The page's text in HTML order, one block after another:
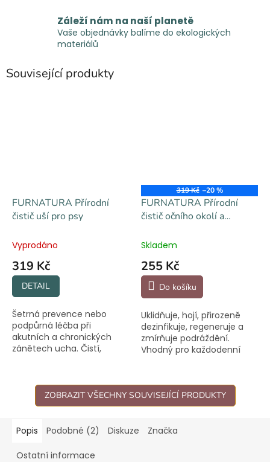
Záleží nám na naší planetě
Vaše objednávky balíme do ekologických
materiálů
Související produkty
FURNATURA Přírodní
čistič uší pro psy
Vyprodáno
319 Kč
DETAIL
Šetrná prevence nebo
podpůrná léčba při
akutních a chronických
zánětech ucha. Čistí,
319 Kč –20 %
FURNATURA Přírodní
čistič očního okolí a
Skladem
255 Kč
Do košíku
Uklidňuje, hojí, přirozeně
dezinfikuje, regeneruje a
zmírňuje podráždění.
Vhodný pro každodenní
ZOBRAZIT VŠECHNY SOUVISEJÍCÍ PRODUKTY
Popis Podobné (2) Diskuze Značka
Ostatní informace